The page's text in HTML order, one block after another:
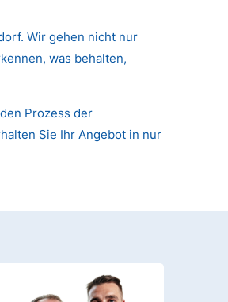
Wir gehen nicht nur
was behalten,
Prozess der
Sie Ihr Angebot in nur